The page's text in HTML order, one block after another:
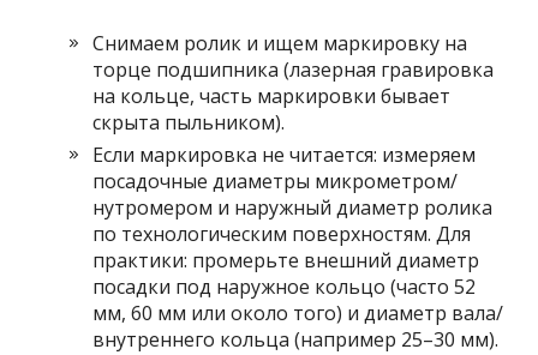
Снимаем ролик и ищем маркировку на
торце подшипника (лазерная гравировка
на кольце, часть маркировки бывает
скрыта пыльником).
Если маркировка не читается: измеряем
посадочные диаметры микрометром/
нутромером и наружный диаметр ролика
по технологическим поверхностям. Для
практики: промерьте внешний диаметр
посадки под наружное кольцо (часто 52
мм, 60 мм или около того) и диаметр вала/
внутреннего кольца (например 25–30 мм).